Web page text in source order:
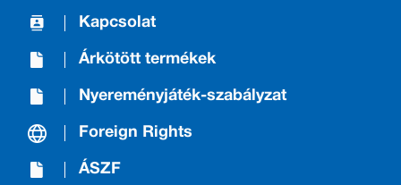
Kapcsolat
Árkötött termékek
Nyereményjáték-szabályzat
Foreign Rights
ÁSZF